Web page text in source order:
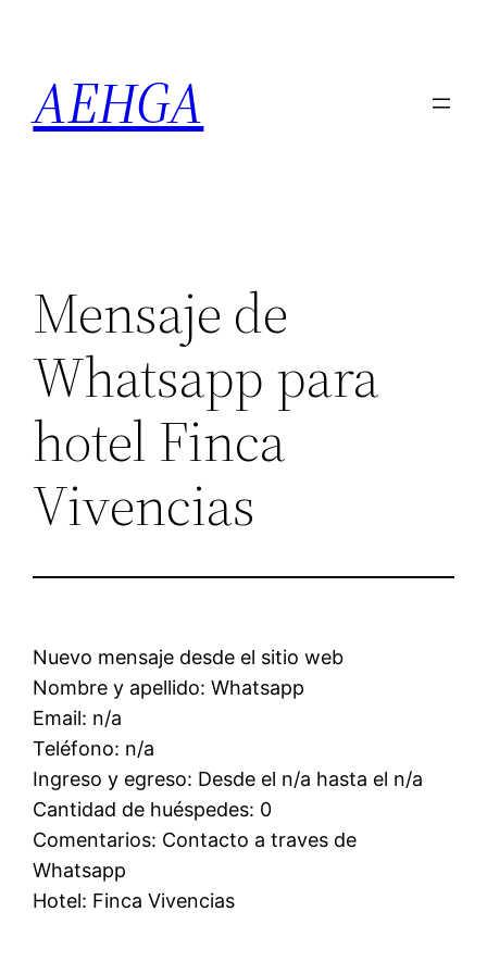
contenido
AEHGA
Mensaje de
Whatsapp para
hotel Finca
Vivencias
Nuevo mensaje desde el sitio web
Nombre y apellido: Whatsapp
Email: n/a
Teléfono: n/a
Ingreso y egreso: Desde el n/a hasta el n/a
Cantidad de huéspedes: 0
Comentarios: Contacto a traves de
Whatsapp
Hotel: Finca Vivencias